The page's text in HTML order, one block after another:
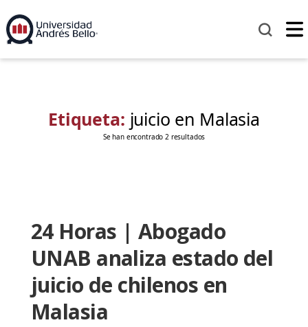
Etiqueta: juicio en Malasia
Se han encontrado 2 resultados
24 Horas | Abogado
UNAB analiza estado del
juicio de chilenos en
Malasia